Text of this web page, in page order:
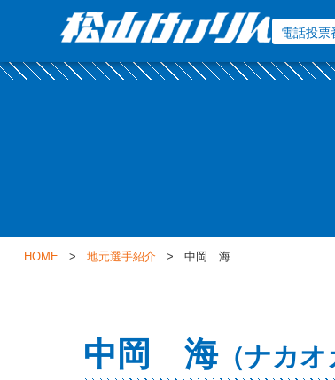
電話投票
HOME > 地元選手紹介> 中岡 海
中岡 海（ナカ